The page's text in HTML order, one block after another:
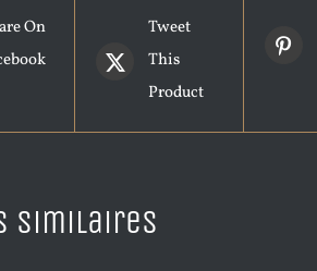
On
Tweet
This
Product
similaires